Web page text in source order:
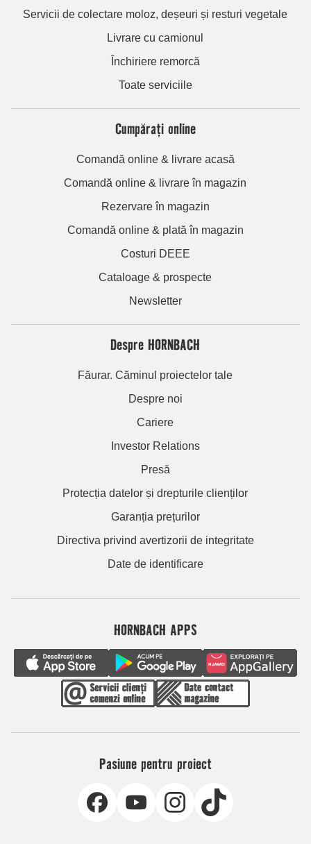
Servicii de colectare moloz, deșeuri și resturi vegetale
Livrare cu camionul
Închiriere remorcă
Toate serviciile
Cumpărați online
Comandă online & livrare acasă
Comandă online & livrare în magazin
Rezervare în magazin
Comandă online & plată în magazin
Costuri DEEE
Cataloage & prospecte
Newsletter
Despre HORNBACH
Făurar. Căminul proiectelor tale
Despre noi
Cariere
Investor Relations
Presă
Protecția datelor și drepturile clienților
Garanția prețurilor
Directiva privind avertizorii de integritate
Date de identificare
HORNBACH APPS
Pasiune pentru proiect